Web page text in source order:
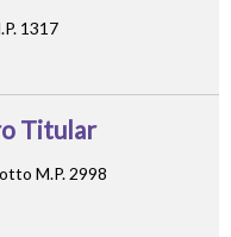
1317
Titular
M.P. 2998